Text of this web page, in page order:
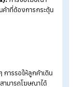
ลากหลาย ซึ่งแต่ละ
าที่มีความต้องการซื้อสู